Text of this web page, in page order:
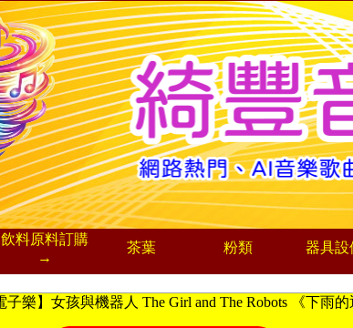
飲料原料訂購
→
茶葉 粉類 器具設
子樂】女孩與機器人 The Girl and The Robots 《下雨的